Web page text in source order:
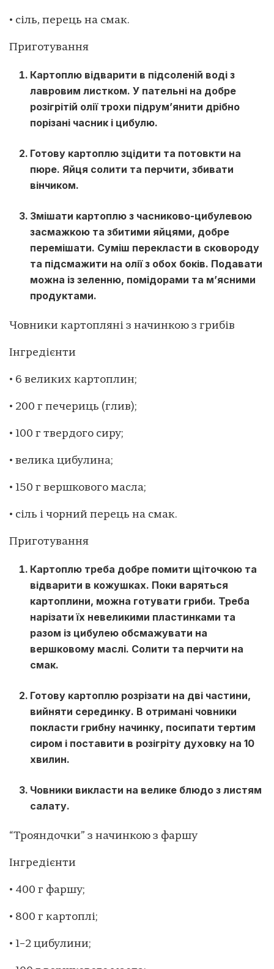
• сіль, перець на смак.
Приготування
Картоплю відварити в підсоленій воді з
лавровим листком. У пательні на добре
розігрітій олії трохи підрум’янити дрібно
порізані часник і цибулю.
Готову картоплю зцідити та потовкти на
пюре. Яйця солити та перчити, збивати
вінчиком.
Змішати картоплю з часниково-цибулевою
засмажкою та збитими яйцями, добре
перемішати. Суміш перекласти в сковороду
та підсмажити на олії з обох боків. Подавати
можна із зеленню, помідорами та м’ясними
продуктами.
Човники картопляні з начинкою з грибів
Інгредієнти
• 6 великих картоплин;
• 200 г печериць (глив);
• 100 г твердого сиру;
• велика цибулина;
• 150 г вершкового масла;
• сіль і чорний перець на смак.
Приготування
Картоплю треба добре помити щіточкою та
відварити в кожушках. Поки варяться
картоплини, можна готувати гриби. Треба
нарізати їх невеликими пластинками та
разом із цибулею обсмажувати на
вершковому маслі. Солити та перчити на
смак.
Готову картоплю розрізати на дві частини,
вийняти серединку. В отримані човники
покласти грибну начинку, посипати тертим
сиром і поставити в розігріту духовку на 10
хвилин.
Човники викласти на велике блюдо з листям
салату.
“Трояндочки” з начинкою з фаршу
Інгредієнти
• 400 г фаршу;
• 800 г картоплі;
• 1–2 цибулини;